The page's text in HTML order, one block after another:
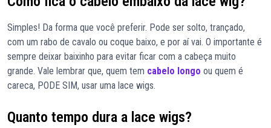
Simples! Da forma que você preferir. Pode ser solto, trançado,
com um rabo de cavalo ou coque baixo, e por aí vai. O importante é
sempre deixar baixinho para evitar ficar com a cabeça muito
grande. Vale lembrar que, quem tem cabelo longo ou quem é
careca, PODE SIM, usar uma lace wigs.
Quanto tempo dura a lace wigs?